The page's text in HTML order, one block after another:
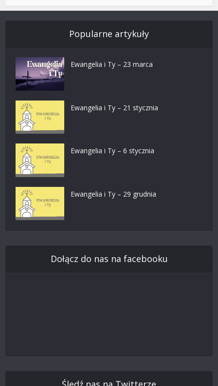
Popularne artykuły
Ewangelia i Ty – 23 marca
Ewangelia i Ty – 21 stycznia
Ewangelia i Ty – 6 stycznia
Ewangelia i Ty – 29 grudnia
Dołącz do nas na facebooku